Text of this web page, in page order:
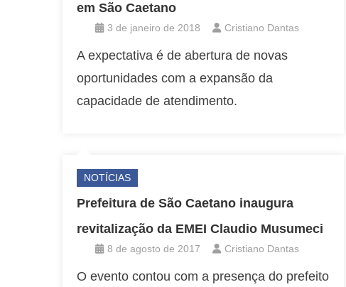
em São Caetano
3 de janeiro de 2018 Cristiano Dantas
A expectativa é de abertura de novas
oportunidades com a expansão da
capacidade de atendimento.
NOTÍCIAS
Prefeitura de São Caetano inaugura
revitalização da EMEI Claudio Musumeci
8 de agosto de 2017 Cristiano Dantas
O evento contou com a presença do prefeito